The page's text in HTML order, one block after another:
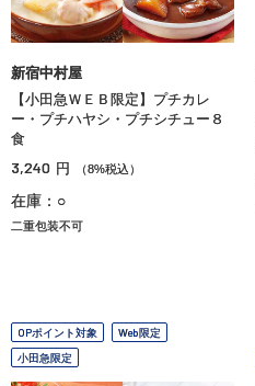
新宿中村屋
【小田急ＷＥＢ限定】プチカレ
ー・プチハヤシ・プチシチュー８
食
3,240 円 （8%税込）
在庫：○
二重包装不可
OPポイント対象
Web限定
小田急限定